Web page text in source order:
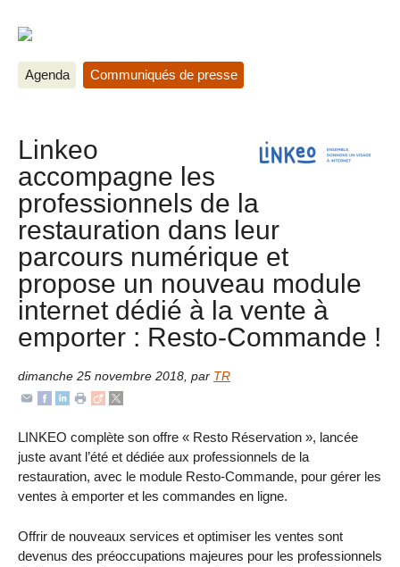
Agenda Communiqués de presse
Linkeo
accompagne les
professionnels de la
restauration dans leur
parcours numérique et
propose un nouveau module
internet dédié à la vente à
emporter : Resto-Commande !
dimanche 25 novembre 2018, par TR
LINKEO complète son offre « Resto Réservation », lancée
juste avant l’été et dédiée aux professionnels de la
restauration, avec le module Resto-Commande, pour gérer les
ventes à emporter et les commandes en ligne.
Offrir de nouveaux services et optimiser les ventes sont
devenus des préoccupations majeures pour les professionnels